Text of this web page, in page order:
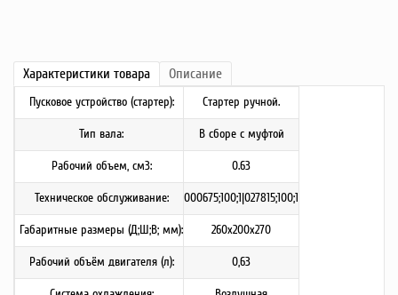
Характеристики товара Описание
Пусковое устройство (стартер): Стартер ручной.
Тип вала: В сборе с муфтой
Рабочий объем, см3: 0.63
Техническое обслуживание: 000675;100;1|027815;100;1
Габаритные размеры (Д;Ш;В; мм): 260х200х270
Рабочий объём двигателя (л): 0,63